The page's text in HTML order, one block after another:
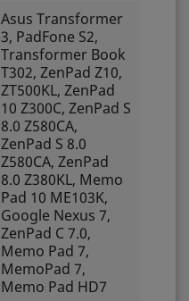
Asus Transformer
3, PadFone S2,
Transformer Book
T302, ZenPad Z10,
ZT500KL, ZenPad
10 Z300C, ZenPad S
8.0 Z580CA,
ZenPad S 8.0
Z580CA, ZenPad
8.0 Z380KL, Memo
Pad 10 ME103K,
Google Nexus 7,
ZenPad C 7.0,
Memo Pad 7,
MemoPad 7,
Memo Pad HD7